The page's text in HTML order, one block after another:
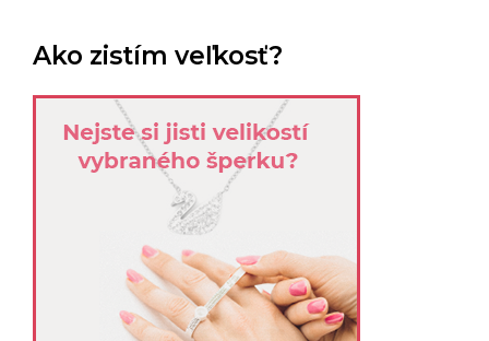
Ako zistím veľkosť?